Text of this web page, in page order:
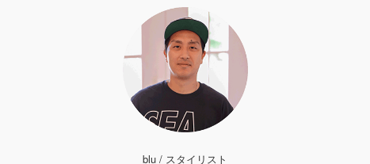
blu / スタイリスト